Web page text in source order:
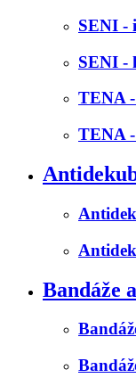
SENI -
SENI -
TENA
TENA
Bandáže